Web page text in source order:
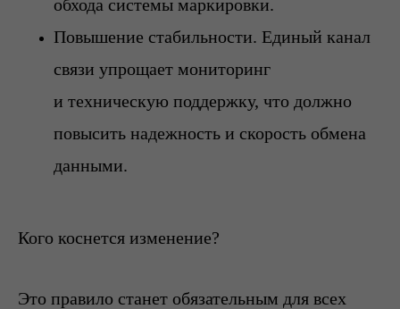
обхода системы маркировки.
Повышение стабильности. Единый канал
связи упрощает мониторинг
и техническую поддержку, что должно
повысить надежность и скорость обмена
данными.
Кого коснется изменение?
Это правило станет обязательным для всех